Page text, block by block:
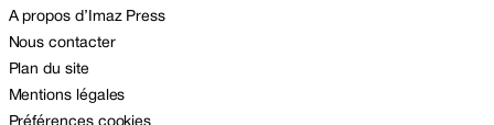
A propos d’Imaz Press
Nous contacter
Plan du site
Mentions légales
Préférences cookies